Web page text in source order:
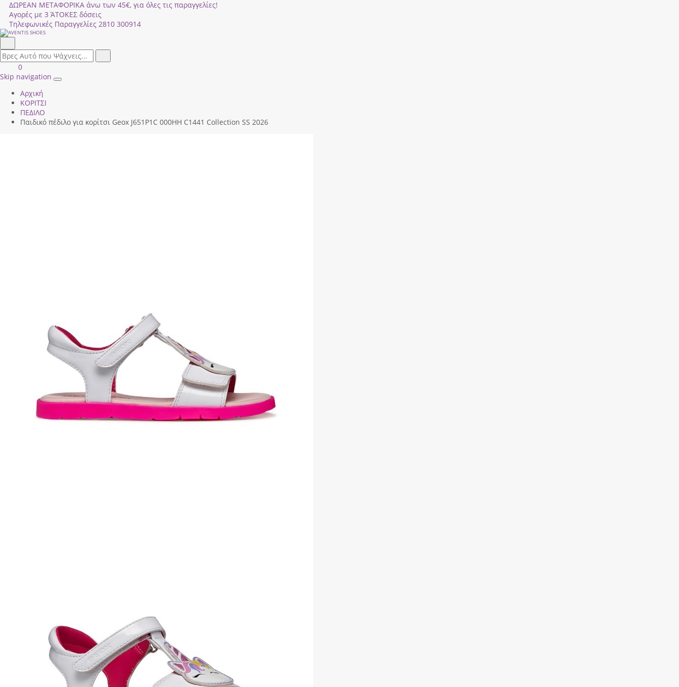
ΔΩΡΕΑΝ ΜΕΤΑΦΟΡΙΚΑ άνω των 45€, για όλες τις παραγγελίες!
Αγορές με 3 ΆΤΟΚΕΣ δόσεις
Τηλεφωνικές Παραγγελίες 2810 300914
field.search
Είσοδος
|
ΚΑΛΑΘΙ
ΑΓΟΡΩΝ
0
Skip navigation
Toggle
Αρχική
ΚΟΡΙΤΣΙ
ΠΕΔΙΛΟ
Παιδικό πέδιλο για κορίτσι Geox J651Ρ1C 000ΗΗ C1441 Collection SS 2026